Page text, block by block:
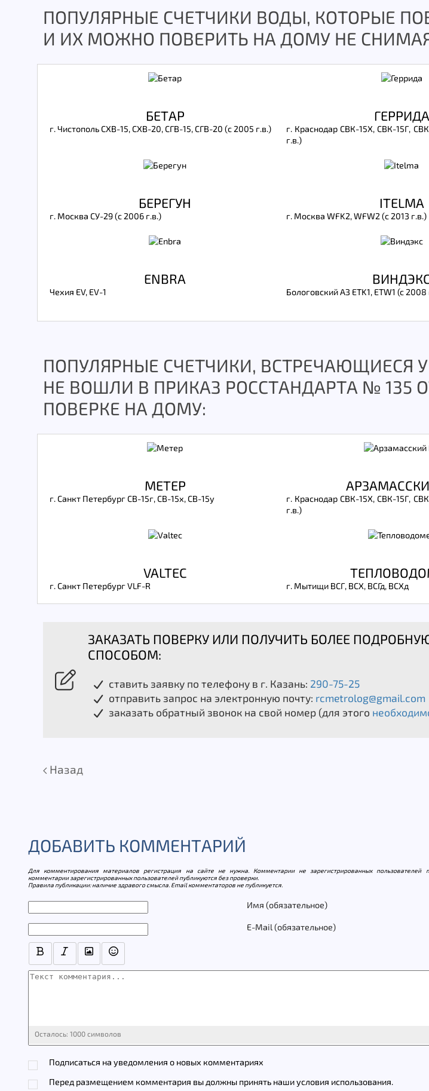
ПОПУЛЯРНЫЕ СЧЕТЧИКИ ВОДЫ, КОТОРЫЕ
И ИХ МОЖНО ПОВЕРИТЬ НА ДОМУ НЕ
БЕТАР
г. Чистополь СХВ-15, СХВ-20, СГВ-15, СГВ-20 (с 2005 г.в.)
ГЕРРИДА
г. Краснодар СВК-15Х, СВК-15Г,
г.в.)
БЕРЕГУН
г. Москва СУ-29 (с 2006 г.в.)
ITELMA
г. Москва WFK2, WFW2 (с 2013 г.в.)
ENBRA
Чехия EV, EV-1 Бологовский АЗ ETK1, ETW1 (c 2008
ПОПУЛЯРНЫЕ СЧЕТЧИКИ, ВСТРЕЧАЮЩИЕСЯ
НЕ ВОШЛИ В ПРИКАЗ РОССТАНДАРТА № 135
ПОВЕРКЕ НА ДОМУ:
МЕТЕР
г. Санкт Петербург СВ-15г, СВ-15х, СВ-15у
г. Краснодар СВК-15Х, СВК-15Г,
г.в.)
VALTEC
г. Санкт Петербург VLF-R г. Мытищи ВСГ, ВСХ, ВСГд, ВСХд
ЗАКАЗАТЬ ПОВЕРКУ ИЛИ ПОЛУЧИТЬ БОЛЕЕ
СПОСОБОМ:
ставить заявку по телефону в г. Казань: 290-75-25
отправить запрос на электронную почту: rcmetrolog@gmail.com
заказать обратный звонок на свой номер (для этого
Назад
ДОБАВИТЬ КОММЕНТАРИЙ
Для комментирования материалов регистрация на сайте не нужна. Комментарии не зарегистрированных пользователей
комментарии зарегистрированных пользователей публикуются без проверки.
Правила публикации: наличие здравого смысла. Email комментаторов не публикуется.
Имя (обязательное)
E-Mail (обязательное)
Текст комментария
Осталось: 1000 символов
Подписаться на уведомления о новых комментариях
Перед размещением комментария вы должны принять наши условия использования.